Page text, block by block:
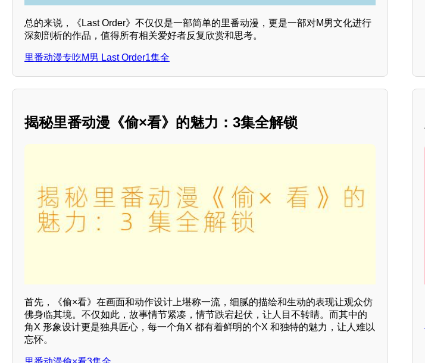
总的来说，《Last Order》不仅仅是一部简单的里番动漫，更是一部对M男文化进行
深刻剖析的作品，值得所有相关爱好者反复欣赏和思考。
里番动漫专吃M男 Last Order1集全
揭秘里番动漫《偷×看》的魅力：3集全解锁
首先，《偷×看》在画面和动作设计上堪称一流，细腻的描绘和生动的表现让观众仿
佛身临其境。不仅如此，故事情节紧凑，情节跌宕起伏，让人目不转睛。而其中的
角X 形象设计更是独具匠心，每一个角X 都有着鲜明的个X 和独特的魅力，让人难以
忘怀。